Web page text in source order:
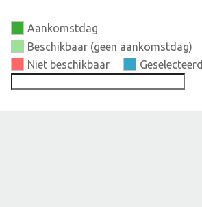
Aankomstdag
Beschikbaar (geen aankomstdag)
Niet beschikbaar
Geselecteerd